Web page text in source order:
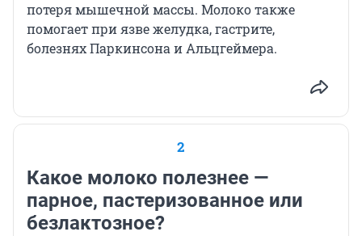
потеря мышечной массы. Молоко также
помогает при язве желудка, гастрите,
болезнях Паркинсона и Альцгеймера.
2
Какое молоко полезнее —
парное, пастеризованное или
безлактозное?